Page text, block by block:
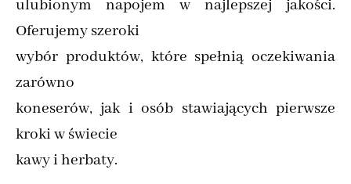
ulubionym napojem w najlepszej jakości.
Oferujemy szeroki
wybór produktów, które spełnią oczekiwania
zarówno
koneserów, jak i osób stawiających pierwsze
kroki w świecie
kawy i herbaty.